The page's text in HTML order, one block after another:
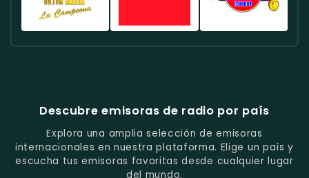
Quito.
Quito.
Música
Tropical
Y
Programas
Emisora
Con
Música
Del
Recuerdo
En
Quito.
Estación
De
Los
Deportes
En
Guayaquil.
Populares
Y
Folclore
En
Azogues.
Descubre emisoras de radio por país
Explora una amplia selección de emisoras
internacionales en nuestra plataforma. Elige un país y
escucha tus emisoras favoritas desde cualquier lugar
del mundo.